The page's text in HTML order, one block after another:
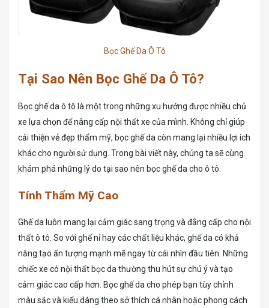
Bọc Ghế Da Ô Tô
Tại Sao Nên Bọc Ghế Da Ô Tô?
Bọc ghế da ô tô là một trong những xu hướng được nhiều chủ
xe lựa chọn để nâng cấp nội thất xe của mình. Không chỉ giúp
cải thiện vẻ đẹp thẩm mỹ, bọc ghế da còn mang lại nhiều lợi ích
khác cho người sử dụng. Trong bài viết này, chúng ta sẽ cùng
khám phá những lý do tại sao nên bọc ghế da cho ô tô.
Tính Thẩm Mỹ Cao
Ghế da luôn mang lại cảm giác sang trọng và đẳng cấp cho nội
thất ô tô. So với ghế nỉ hay các chất liệu khác, ghế da có khả
năng tạo ấn tượng mạnh mẽ ngay từ cái nhìn đầu tiên. Những
chiếc xe có nội thất bọc da thường thu hút sự chú ý và tạo
cảm giác cao cấp hơn. Bọc ghế da cho phép bạn tùy chỉnh
màu sắc và kiểu dáng theo sở thích cá nhân hoặc phong cách